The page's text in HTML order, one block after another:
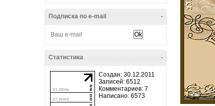
-
Подписка по e-mail
-
Статистика
Создан: 30.12.2011
Записей: 6512
Комментариев: 7
Написано: 6573